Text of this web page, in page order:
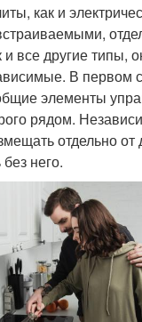
как и
все другие типы,
В первом
элементы
рядом.
отдельно
него.